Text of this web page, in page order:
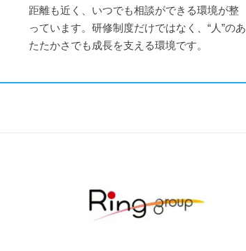
距離も近く、いつでも相談ができる環境が整
っています。研修制度だけではなく、“人”のあ
たたかさでも成長を支える環境です。